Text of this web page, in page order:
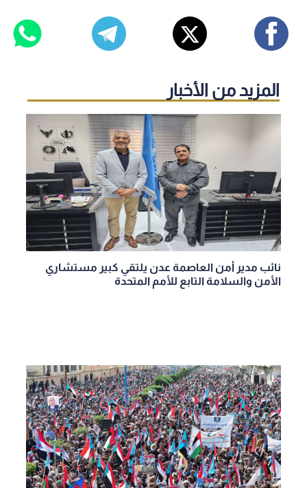
المزيد من الأخبار
نائب مدير أمن العاصمة عدن يلتقي كبير مستشاري
الأمن والسلامة التابع للأمم المتحدة